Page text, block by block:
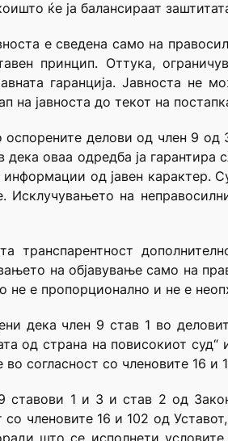
ќе ја балансираат
е сведена само на
принцип. Оттука,
гаранција. Јавноста
на јавноста до текот на
делови од член 9 од
дека оваа одредба ја
од јавен карактер.
Исклучувањето на
транспарентност
на објавување само на
не е пропорционално и не е
дека член 9 став 1 во
од страна на повисокиот
согласност со членовите 16
1 и 3 и став 2 од
членовите 16 и 102 од